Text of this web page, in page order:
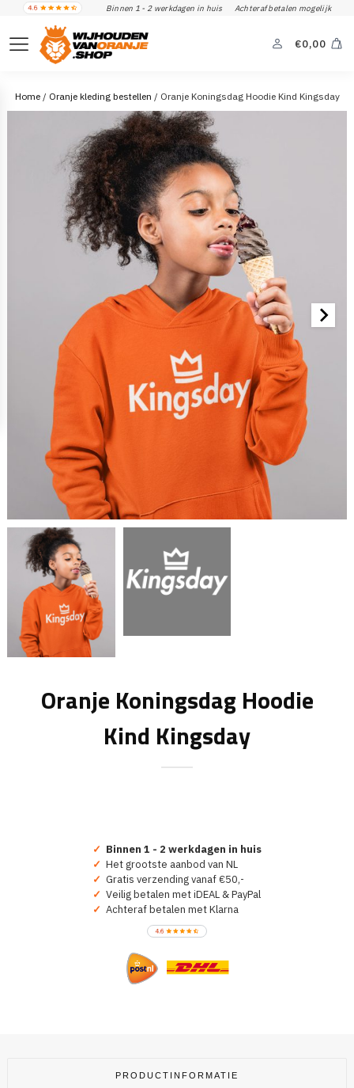
Binnen 1 - 2 werkdagen in huis Achteraf betalen mogelijk
€0,00
Home/ Oranje kleding bestellen / Oranje Koningsdag Hoodie Kind Kingsday
Oranje Koningsdag Hoodie
Kind Kingsday
✓ Binnen 1 - 2 werkdagen in huis
✓ Het grootste aanbod van NL
✓ Gratis verzending vanaf €50,-
✓ Veilig betalen met iDEAL & PayPal
✓ Achteraf betalen met Klarna
PRODUCTINFORMATIE